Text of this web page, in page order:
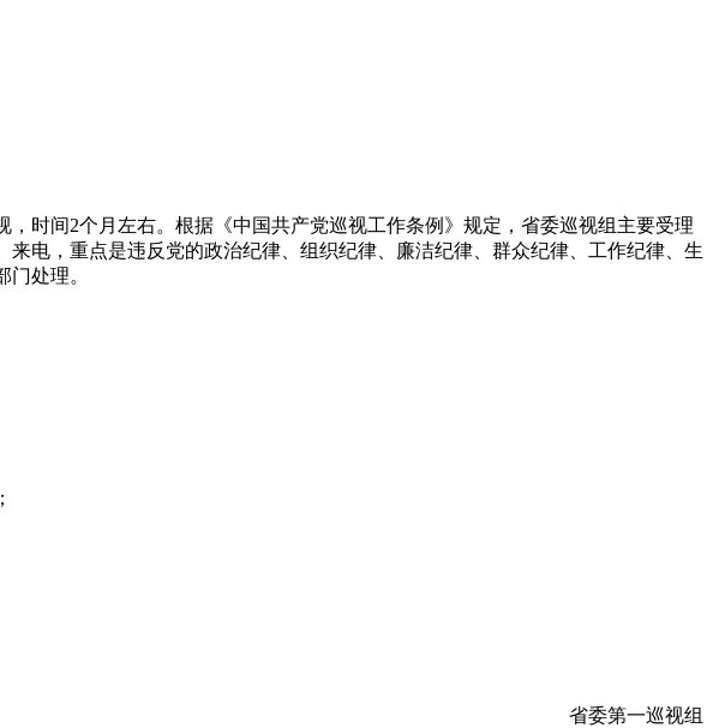
时间2个月左右。根据《中国共产党巡视工作条例》规定，省委巡视组主要受理
电，重点是违反党的政治纪律、组织纪律、廉洁纪律、群众纪律、工作纪律、生
处理。
省委第一巡视组